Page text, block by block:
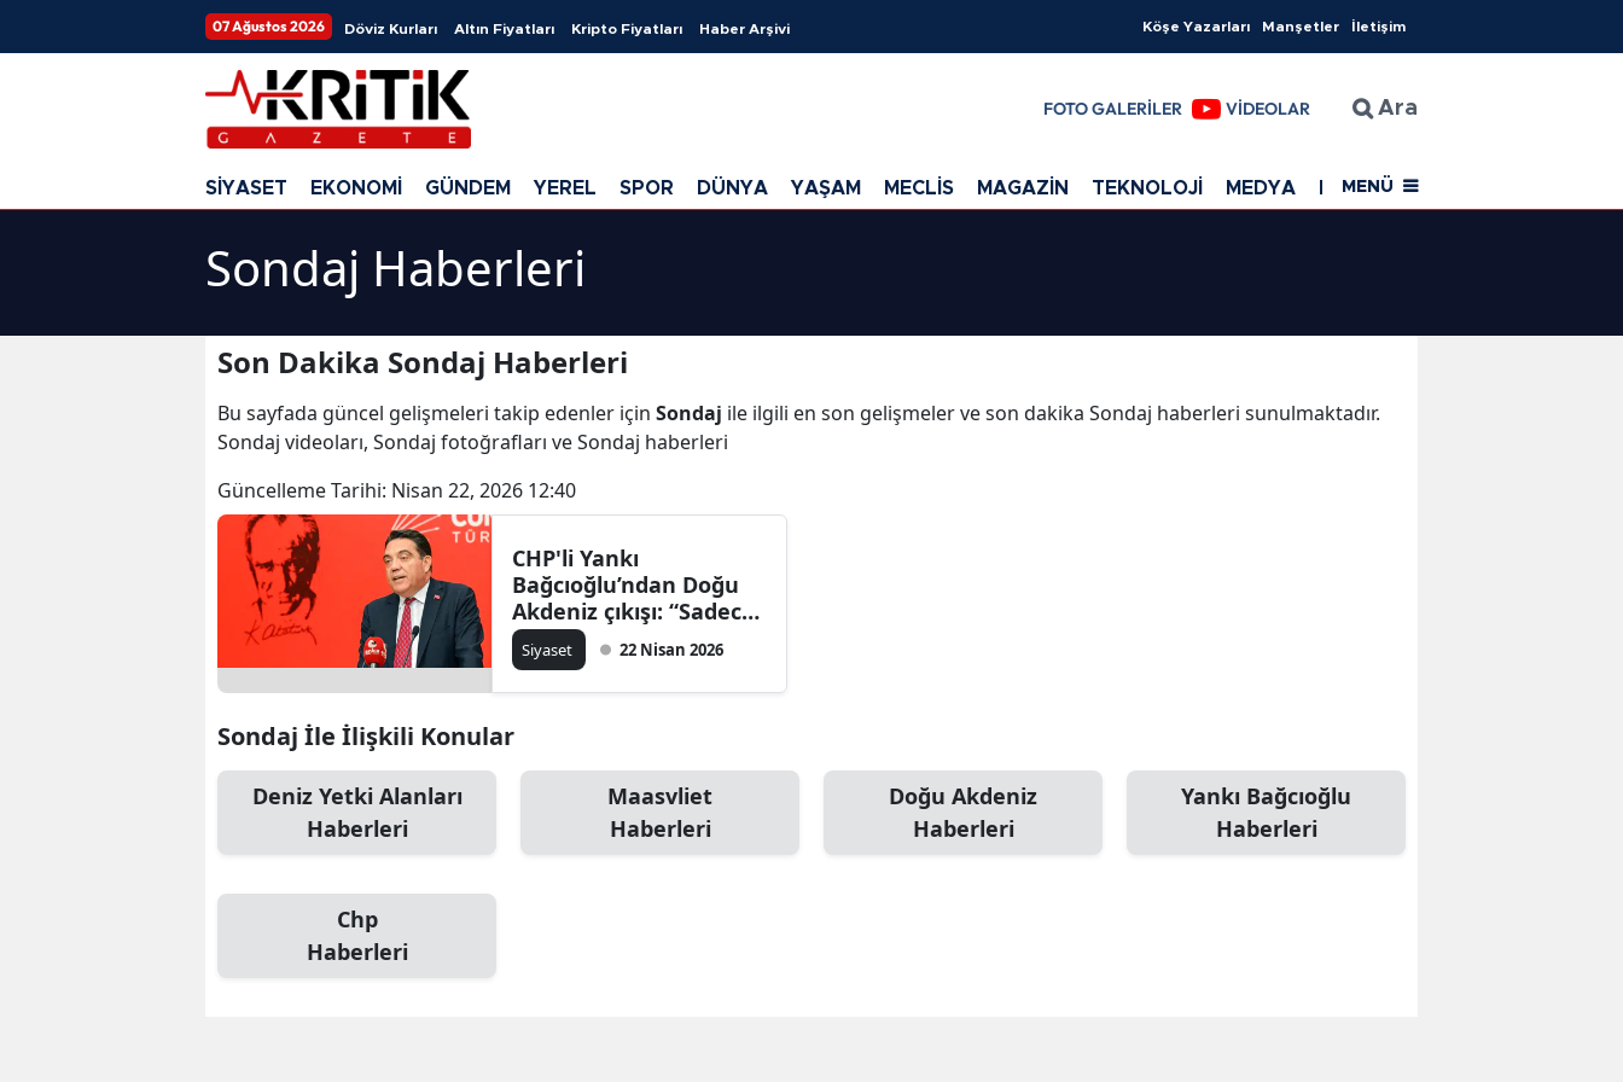
07 Ağustos 2026 Döviz Kurları Altın Fiyatları Kripto Fiyatları Haber Arşivi Köşe Yazarları Manşetler İletişim
FOTO GALERİLER VİDEOLAR Ara
SİYASET EKONOMİ GÜNDEM YEREL SPOR DÜNYA YAŞAM MECLİS MAGAZİN TEKNOLOJİ MEDYA EĞİTİM SAĞLIK
MENÜ
Sondaj Haberleri
Son Dakika Sondaj Haberleri
Bu sayfada güncel gelişmeleri takip edenler için Sondaj ile ilgili en son gelişmeler ve son dakika Sondaj haberleri sunulmaktadır.
Sondaj videoları, Sondaj fotoğrafları ve Sondaj haberleri
Güncelleme Tarihi: Nisan 22, 2026 12:40
CHP'li Yankı
Bağcıoğlu’ndan Doğu
Akdeniz çıkışı: “Sadece
engellemek yetmez”
Siyaset 22 Nisan 2026
Sondaj İle İlişkili Konular
Deniz Yetki Alanları
Haberleri
Maasvliet
Haberleri
Doğu Akdeniz
Haberleri
Yankı Bağcıoğlu
Haberleri
Chp
Haberleri